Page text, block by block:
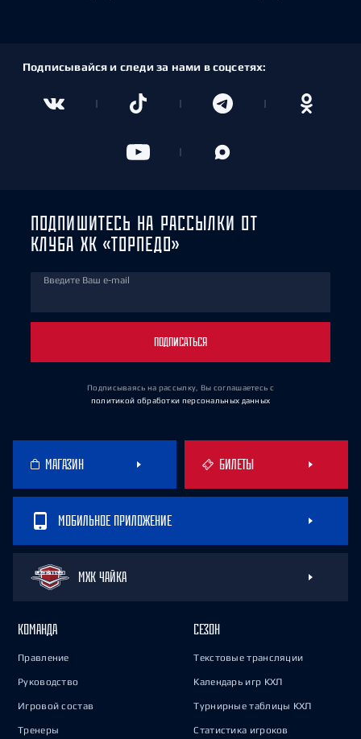
Подписывайся и следи за нами в соцсетях:
ПОДПИШИТЕСЬ НА РАССЫЛКИ ОТ
КЛУБА ХК «ТОРПЕДО»
Введите Ваш e-mail
ПОДПИСАТЬСЯ
Подписываясь на рассылку, Вы соглашаетесь с
политикой обработки персональных данных
МАГАЗИН БИЛЕТЫ
МОБИЛЬНОЕ ПРИЛОЖЕНИЕ
МХК ЧАЙКА
КОМАНДА
Правление
Руководство
Игровой состав
Тренеры
СЕЗОН
Текстовые трансляции
Календарь игр КХЛ
Турнирные таблицы КХЛ
Статистика игроков